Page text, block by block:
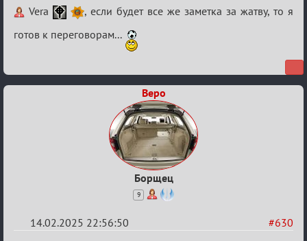
Re:
Кровавая
Vera
, если будет все же заметка за жатву, то я
готов к переговорам...
Веро
Борщец
9
#630
14.02.2025 22:56:50